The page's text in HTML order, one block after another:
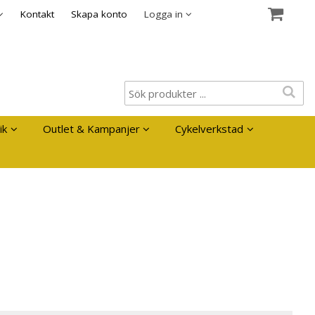
Kontakt Skapa konto Logga in
Outlet & Kampanjer
Cykelverkstad